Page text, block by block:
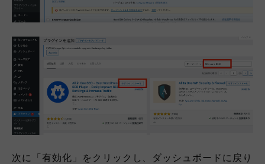
次に「有効化」をクリックし、ダッシュボードに戻り